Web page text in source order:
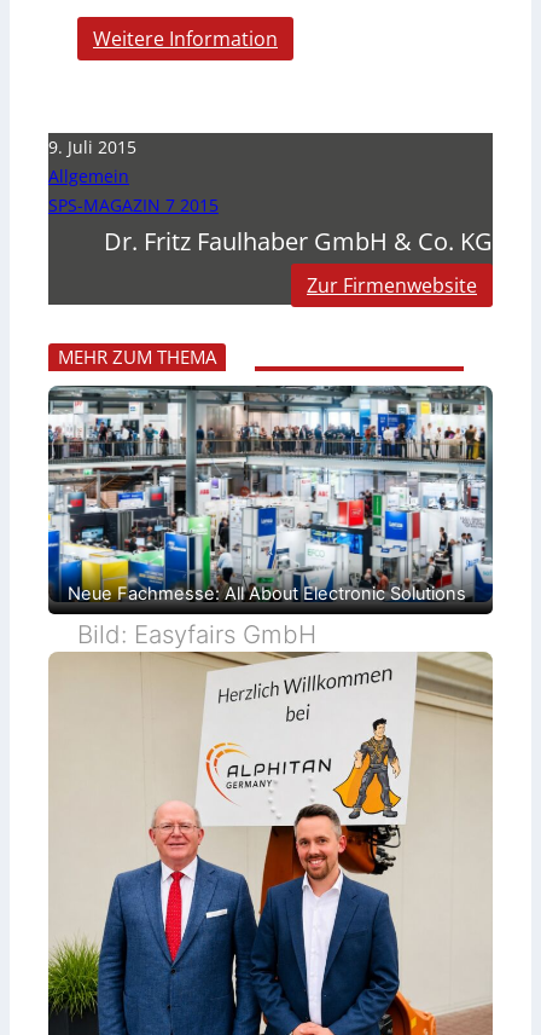
Weitere Information
9. Juli 2015
Allgemein
SPS-MAGAZIN 7 2015
Dr. Fritz Faulhaber GmbH & Co. KG
Zur Firmenwebsite
MEHR ZUM THEMA
Neue Fachmesse: All About Electronic Solutions
Bild: Easyfairs GmbH